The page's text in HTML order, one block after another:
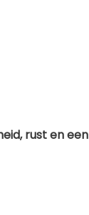
rust en een